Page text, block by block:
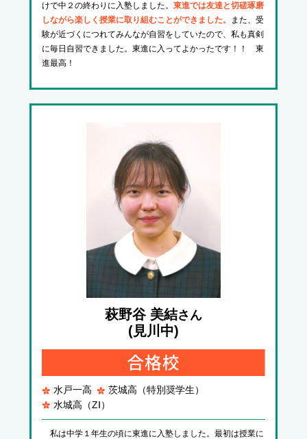
けで中２の終わりに入塾しました。 東進では友達と切磋琢磨
しながら楽しく授業に取り組むことができました。
また、受
験が近づくにつれてみんなが自習をしていたので、私も真剣
に毎日自習できました。東進に入ってよかったです！！ 東
進最高！
萩野谷 美結さん
(見川中)
水戸一高
茨城高（特別奨学生）
水城高（ZⅠ）
私は中学１年生の頃に東進に入塾しました。最初は授業に